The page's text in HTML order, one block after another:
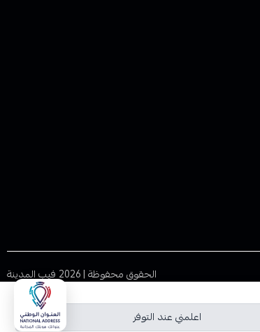
اعلمني عند التوفر
الحقوق محفوظة | 2026 فيب المدينة